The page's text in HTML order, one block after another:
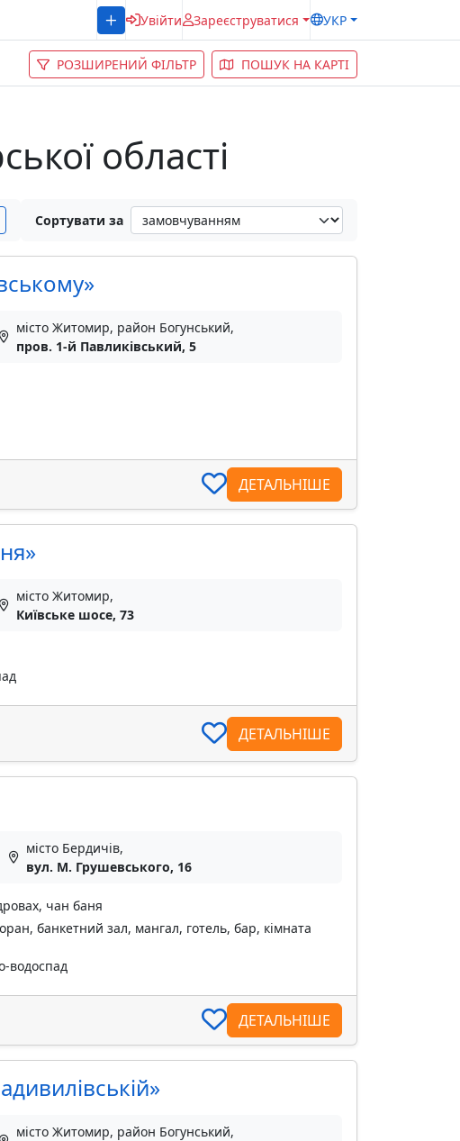
Увійти Зареєструватися УКР
РОЗШИРЕНИЙ ФІЛЬТР ПОШУК НА КАРТІ
області
Сортувати за
місто Житомир, район Богунський,
пров. 1-й Павликівський, 5
ДЕТАЛЬНІШЕ
місто Житомир,
Київське шосе, 73
ДЕТАЛЬНІШЕ
місто Бердичів,
вул. М. Грушевського, 16
чан баня
банкетний зал, мангал, готель, бар, кімната
водоспад
ДЕТАЛЬНІШЕ
місто Житомир, район Богунський,